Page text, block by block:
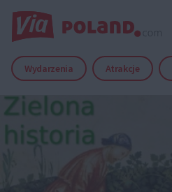
Wydarzenia Atrakcje